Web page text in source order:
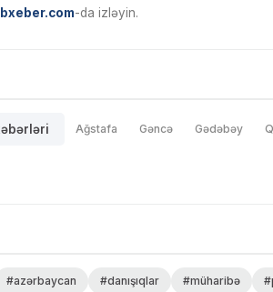
-da izləyin.
Ağstafa Gəncə Gədəbəy
#azərbaycan #danışıqlar #müharibə